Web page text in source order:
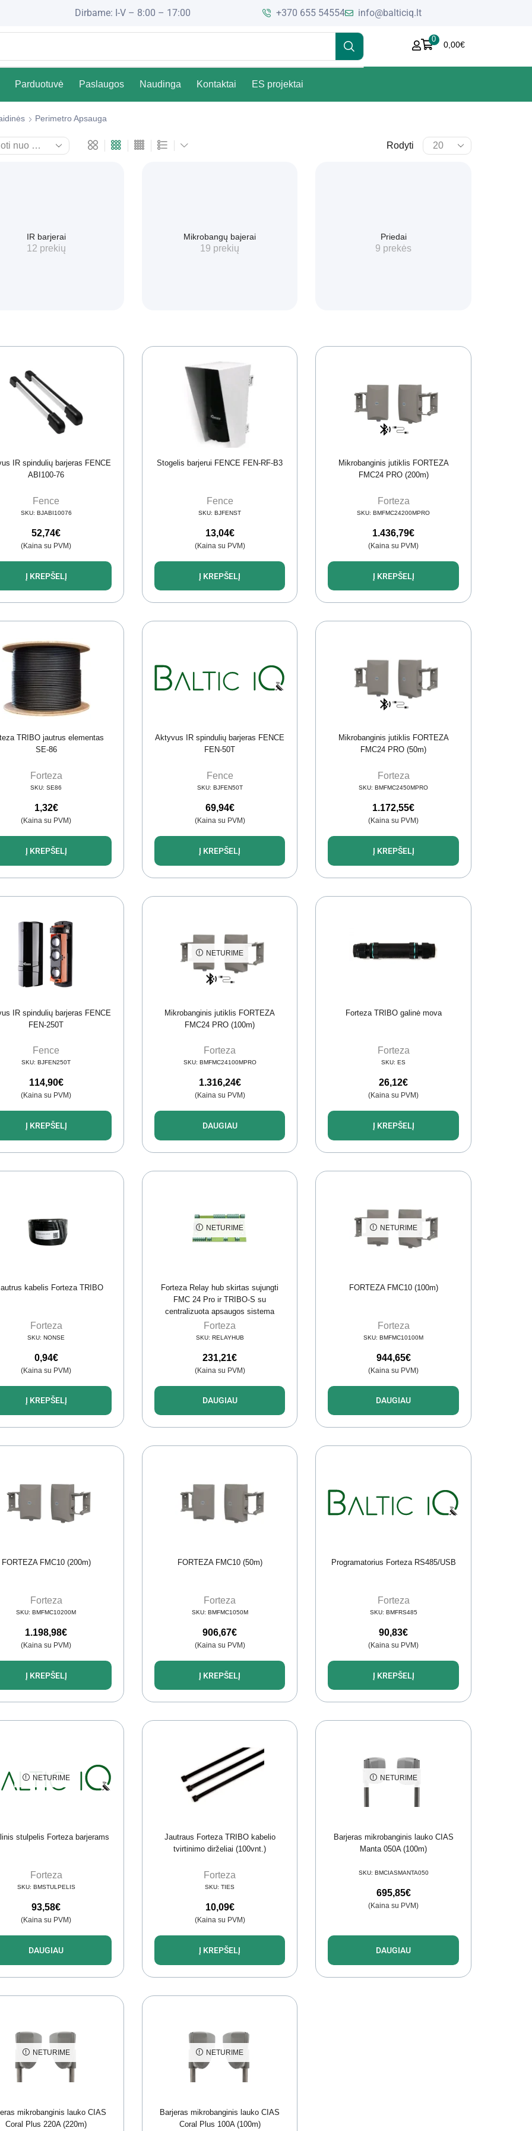
Dirbame: I-V – 8:00 – 17:00 +370 655 54554 info@balticiq.lt
0
0,00€
Parduotuvė Paslaugos Naudinga Kontaktai ES projektai
Perimetro Apsauga
Rodyti
IR barjerai
12 prekių
Mikrobangų bajerai
19 prekių
Priedai
9 prekės
IR spindulių barjeras FENCE
ABI100-76
Fence
SKU: BJABI10076
52,74€
(Kaina su PVM)
Į KREPŠELĮ
Stogelis barjerui FENCE FEN-RF-B3
Fence
SKU:BJFENST
13,04€
(Kaina su PVM)
Į KREPŠELĮ
Mikrobanginis jutiklis FORTEZA
FMC24 PRO (200m)
Forteza
SKU:BMFMC24200MPRO
1.436,79€
(Kaina su PVM)
Į KREPŠELĮ
TRIBO jautrus elementas
SE-86
Forteza
SKU:SE86
1,32€
(Kaina su PVM)
Į KREPŠELĮ
Aktyvus IR spindulių barjeras FENCE
FEN-50T
Fence
SKU: BJFEN50T
69,94€
(Kaina su PVM)
Į KREPŠELĮ
Mikrobanginis jutiklis FORTEZA
FMC24 PRO (50m)
Forteza
SKU:BMFMC2450MPRO
1.172,55€
(Kaina su PVM)
Į KREPŠELĮ
IR spindulių barjeras FENCE
FEN-250T
Fence
SKU: BJFEN250T
114,90€
(Kaina su PVM)
Į KREPŠELĮ
NETURIME
Mikrobanginis jutiklis FORTEZA
FMC24 PRO (100m)
Forteza
SKU: BMFMC24100MPRO
1.316,24€
(Kaina su PVM)
DAUGIAU
Forteza TRIBO galinė mova
Forteza
SKU: ES
26,12€
(Kaina su PVM)
Į KREPŠELĮ
kabelis Forteza TRIBO
Forteza
SKU:NONSE
0,94€
(Kaina su PVM)
Į KREPŠELĮ
NETURIME
Forteza Relay hub skirtas sujungti
FMC 24 Pro ir TRIBO-S su
centralizuota apsaugos sistema
Forteza
SKU: RELAYHUB
231,21€
(Kaina su PVM)
DAUGIAU
NETURIME
FORTEZA FMC10 (100m)
Forteza
SKU:BMFMC10100M
944,65€
(Kaina su PVM)
DAUGIAU
FORTEZA FMC10 (200m)
Forteza
SKU:BMFMC10200M
1.198,98€
(Kaina su PVM)
Į KREPŠELĮ
FORTEZA FMC10 (50m)
Forteza
SKU: BMFMC1050M
906,67€
(Kaina su PVM)
Į KREPŠELĮ
Programatorius Forteza RS485/USB
Forteza
SKU: BMFRS485
90,83€
(Kaina su PVM)
Į KREPŠELĮ
NETURIME
stulpelis Forteza barjerams
Forteza
SKU: BMSTULPELIS
93,58€
(Kaina su PVM)
DAUGIAU
Jautraus Forteza TRIBO kabelio
tvirtinimo dirželiai (100vnt.)
Forteza
SKU:TIES
10,09€
(Kaina su PVM)
Į KREPŠELĮ
NETURIME
Barjeras mikrobanginis lauko CIAS
Manta 050A (100m)
SKU: BMCIASMANTA050
695,85€
(Kaina su PVM)
DAUGIAU
NETURIME
mikrobanginis lauko CIAS
Coral Plus 220A (220m)
NETURIME
Barjeras mikrobanginis lauko CIAS
Coral Plus 100A (100m)